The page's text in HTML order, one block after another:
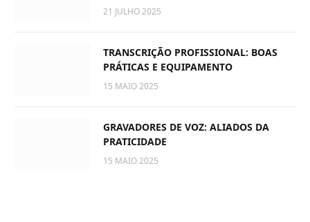
21 JULHO 2025
TRANSCRIÇÃO PROFISSIONAL: BOAS
PRÁTICAS E EQUIPAMENTO
15 MAIO 2025
GRAVADORES DE VOZ: ALIADOS DA
PRATICIDADE
15 MAIO 2025